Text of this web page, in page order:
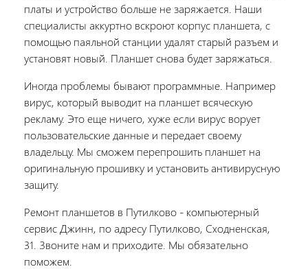
платы и устройство больше не заряжается. Наши
специалисты аккуртно вскроют корпус планшета, с
помощью паяльной станции удалят старый разъем и
установят новый. Планшет снова будет заряжаться.
Иногда проблемы бывают программные. Например
вирус, который выводит на планшет всяческую
рекламу. Это еще ничего, хуже если вирус ворует
пользовательские данные и передает своему
владельцу. Мы сможем перепрошить планшет на
оригинальную прошивку и установить антивирусную
защиту.
Ремонт планшетов в Путилково - компьютерный
сервис Джинн, по адресу Путилково, Сходненская,
31. Звоните нам и приходите. Мы обязательно
поможем.